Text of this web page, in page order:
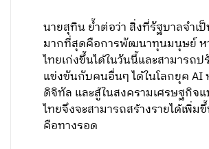
นายสุทิน ย้ำต่อว่า สิ่งที่รัฐบาลจำเ
มากที่สุดคือการพัฒนาทุนมนุษย์ ห
ไทยเก่งขึ้นได้ในวันนี้และสามารถ
แข่งขันกับคนอื่นๆ ได้ในโลกยุค AI
ดิจิทัล และสู้ในสงครามเศรษฐกิจ
ไทยจึงจะสามารถสร้างรายได้เพิ่ม
คือทางรอด